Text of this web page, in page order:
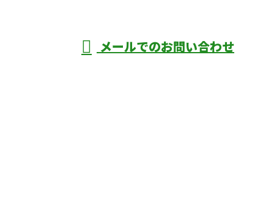
メールでのお問い合わせ